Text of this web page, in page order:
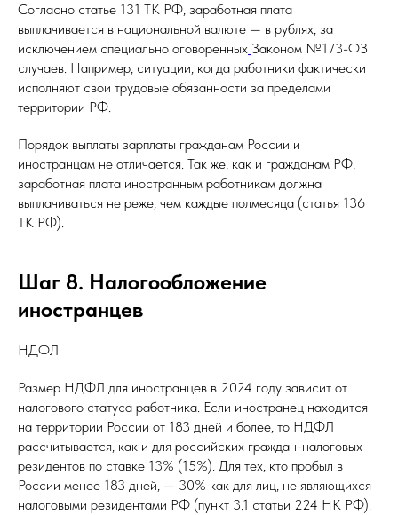
Согласно статье 131 ТК РФ, заработная плата
выплачивается в национальной валюте — в рублях, за
исключением специально оговоренных Законом №173-ФЗ
случаев. Например, ситуации, когда работники фактически
исполняют свои трудовые обязанности за пределами
территории РФ.
Порядок выплаты зарплаты гражданам России и
иностранцам не отличается. Так же, как и гражданам РФ,
заработная плата иностранным работникам должна
выплачиваться не реже, чем каждые полмесяца (статья 136
ТК РФ).
Шаг 8. Налогообложение
иностранцев
НДФЛ
Размер НДФЛ для иностранцев в 2024 году зависит от
налогового статуса работника. Если иностранец находится
на территории России от 183 дней и более, то НДФЛ
рассчитывается, как и для российских граждан-налоговых
резидентов по ставке 13% (15%). Для тех, кто пробыл в
России менее 183 дней, — 30% как для лиц, не являющихся
налоговыми резидентами РФ (пункт 3.1 статьи 224 НК РФ).